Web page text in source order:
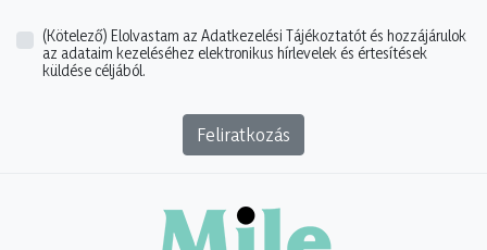
(Kötelező) Elolvastam az Adatkezelési Tájékoztatót és hozzájárulok
az adataim kezeléséhez elektronikus hírlevelek és értesítések
küldése céljából.
Feliratkozás